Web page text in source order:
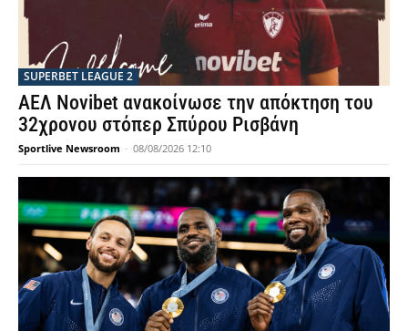
SUPERBET LEAGUE 2
ΑΕΛ Novibet ανακοίνωσε την απόκτηση του
32χρονου στόπερ Σπύρου Ρισβάνη
Sportlive Newsroom - 08/08/2026 12:10